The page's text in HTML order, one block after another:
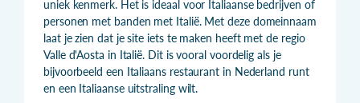
uniek kenmerk. Het is ideaal voor Italiaanse bedrijven of
personen met banden met Italië. Met deze domeinnaam
laat je zien dat je site iets te maken heeft met de regio
Valle d'Aosta in Italië. Dit is vooral voordelig als je
bijvoorbeeld een Italiaans restaurant in Nederland runt
en een Italiaanse uitstraling wilt.